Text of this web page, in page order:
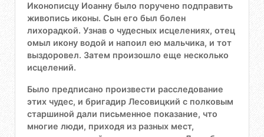
Иконописцу Иоанну было поручено подправить
живопись иконы. Сын его был болен
лихорадкой. Узнав о чудесных исцелениях, отец
омыл икону водой и напоил ею мальчика, и тот
выздоровел. Затем произошло еще несколько
исцелений.
Было предписано произвести расследование
этих чудес, и бригадир Лесовицкий с полковым
старшиной дали письменное показание, что
многие люди, приходя из разных мест,